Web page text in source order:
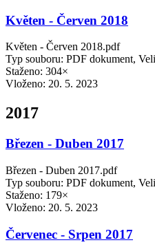
Květen - Červen 2018
Květen - Červen 2018.pdf
Typ souboru: PDF dokument,
Staženo: 304×
Vloženo: 20. 5. 2023
2017
Březen - Duben 2017
Březen - Duben 2017.pdf
Typ souboru: PDF dokument,
Staženo: 179×
Vloženo: 20. 5. 2023
Červenec - Srpen 2017